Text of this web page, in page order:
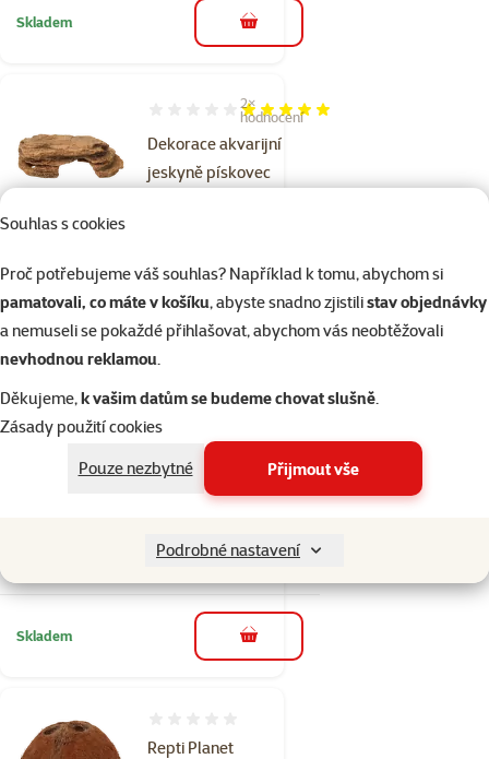
Souhlas s cookies
Proč potřebujeme váš souhlas? Například k tomu, abychom si
pamatovali, co máte v košíku, abyste snadno zjistilistav objednávky
a nemuseli se pokaždé přihlašovat, abychom vás neobtěžovali
nevhodnou reklamou.
Děkujeme,k vašim datům se budeme chovat slušně.
Zásady použití cookies
Pouze nezbytné
Přijmout vše
Podrobné nastavení
Skladem do košíku
Dekorace akvarijní
jeskyně pískovec
Hodnocení 100%, počet hodnocení: 2
2×
hodnocení
značka
Skladem
Dekorace Hobby
Dohse Tropical wood
Hodnocení 60%, počet hodnocení: 4
hodnocení
Cena
179 Kč
Skladem do košíku
Repti Planet